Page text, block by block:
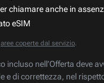
chiamare anche in
eSIM
aree coperte dal servizio.
incluso nell’Offerta deve
e di correttezza, nel